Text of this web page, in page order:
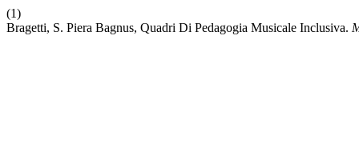
(1)
Bragetti, S. Piera Bagnus, Quadri Di Pedagogia Musicale Inclusiva.